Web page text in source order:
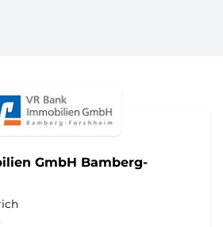
GmbH Bamberg-